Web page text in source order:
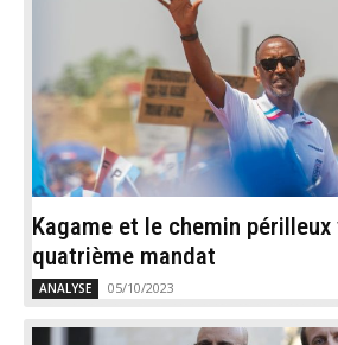
Kagame et le chemin périlleux
quatrième mandat
ANALYSE 05/10/2023